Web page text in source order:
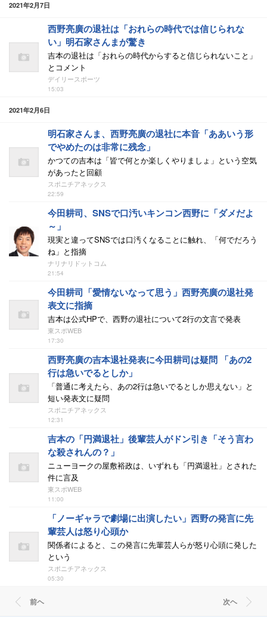
2021年2月7日
西野亮廣の退社は「おれらの時代では信じられな
い」明石家さんまが驚き
吉本の退社は「おれらの時代からすると信じられないこと」
とコメント
デイリースポーツ
15:03
2021年2月6日
明石家さんま、西野亮廣の退社に本音「ああいう形
でやめたのは非常に残念」
かつての吉本は「皆で何とか楽しくやりましょ」という空気
があったと回顧
スポニチアネックス
22:59
今田耕司、SNSで口汚いキンコン西野に「ダメだよ
～」
現実と違ってSNSでは口汚くなることに触れ、「何でだろう
ね」と指摘
ナリナリドットコム
21:54
今田耕司「愛情ないなって思う」西野亮廣の退社発
表文に指摘
吉本は公式HPで、西野の退社について2行の文言で発表
東スポWEB
17:30
西野亮廣の吉本退社発表に今田耕司は疑問 「あの2
行は急いでるとしか」
「普通に考えたら、あの2行は急いでるとしか思えない」と
短い発表文に疑問
スポニチアネックス
12:31
吉本の「円満退社」後輩芸人がドン引き「そう言わ
な殺されんの？」
ニューヨークの屋敷裕政は、いずれも「円満退社」とされた
件に言及
東スポWEB
11:00
「ノーギャラで劇場に出演したい」西野の発言に先
輩芸人は怒り心頭か
関係者によると、この発言に先輩芸人らが怒り心頭に発した
という
スポニチアネックス
05:30
前ヘ 次ヘ